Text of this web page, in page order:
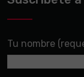
Tu nombre